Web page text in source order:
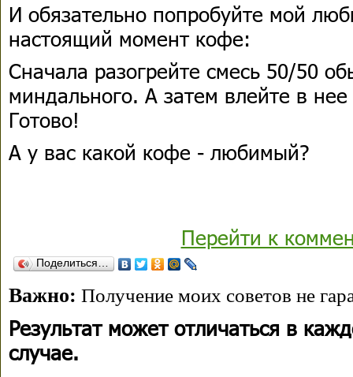
И обязательно попробуйте мой
настоящий момент кофе:
Сначала разогрейте смесь 50/50
миндального. А затем влейте в
Готово!
А у вас какой кофе - любимый?
Перейти к
Поделиться…
Важно: Получение моих советов не
Результат может отличаться в
случае.